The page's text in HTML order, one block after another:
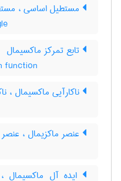
مستطیل اساسی ،
تابع تمرکز ماکسیمال
function
ناکارآیی ماکسیمال ،
عنصر ماکزیمال ،
ایده آل ماکسیمال